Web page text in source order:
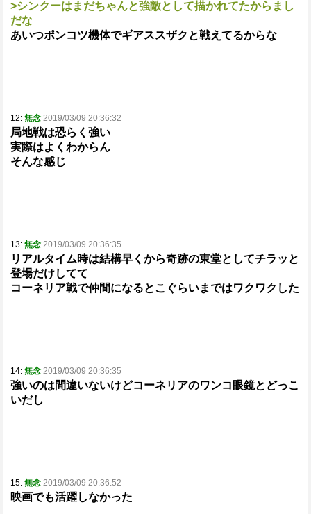
>シンクーはまだちゃんと強敵として描かれてたからまし
だな
あいつポンコツ機体でギアススザクと戦えてるからな
12: 無念 2019/03/09 20:36:32
局地戦は恐らく強い
実際はよくわからん
そんな感じ
13: 無念 2019/03/09 20:36:35
リアルタイム時は結構早くから奇跡の東堂としてチラッと
登場だけしてて
コーネリア戦で仲間になるとこぐらいまではワクワクした
14: 無念 2019/03/09 20:36:35
強いのは間違いないけどコーネリアのワンコ眼鏡とどっこ
いだし
15: 無念 2019/03/09 20:36:52
映画でも活躍しなかった